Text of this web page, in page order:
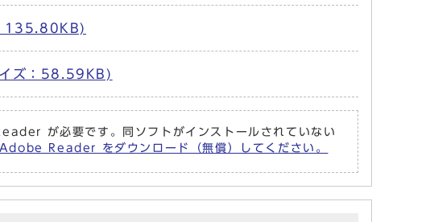
135.80KB)
イズ：58.59KB)
が必要です。同ソフトがインストールされていない
Reader をダウンロード（無償）してください。